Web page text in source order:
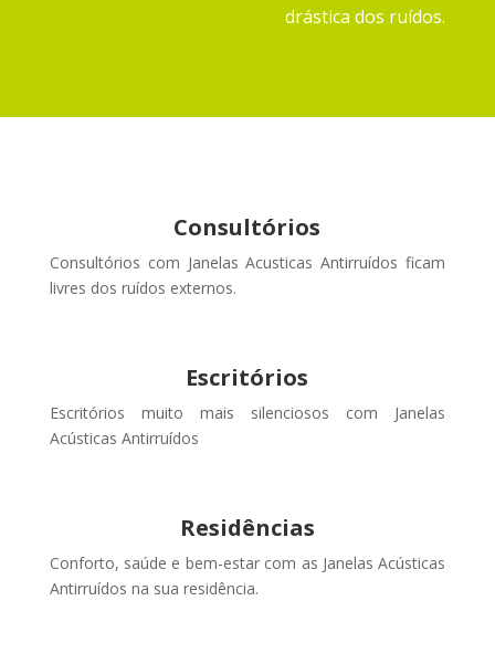
drástica dos ruídos.
Consultórios
Consultórios com Janelas Acusticas Antirruídos ficam
livres dos ruídos externos.
Escritórios
Escritórios muito mais silenciosos com Janelas
Acústicas Antirruídos
Residências
Conforto, saúde e bem-estar com as Janelas Acústicas
Antirruídos na sua residência.